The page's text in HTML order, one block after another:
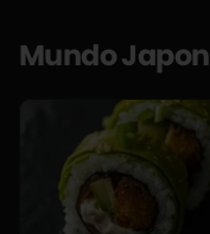
Mundo Japon